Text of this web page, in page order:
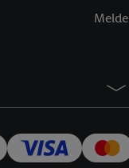
den Lidl-Diensten
Wenn das der Fall ist,
Kundenkonto-
Insbesondere können
werden, damit wir
widerrufen - jederzeit
Telekommunikations-